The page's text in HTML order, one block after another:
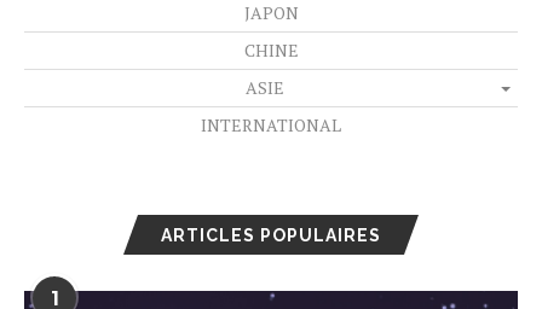
JAPON
CHINE
ASIE
INTERNATIONAL
ARTICLES POPULAIRES
1